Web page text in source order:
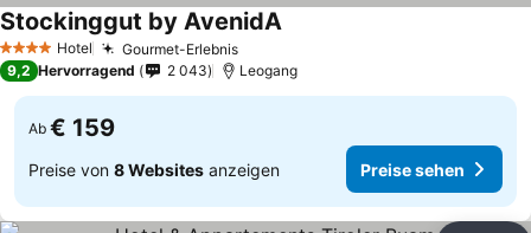
4 Sterne Hotel Gourmet-Erlebnis
Stockinggut by AvenidA
9,2 Hervorragend 2 043 Leogang
Ab € 159
Preise von 8 Websites anzeigen Preise sehen